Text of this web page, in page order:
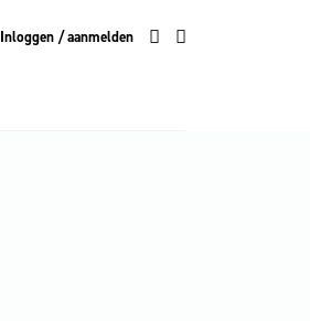
Inloggen / aanmelden